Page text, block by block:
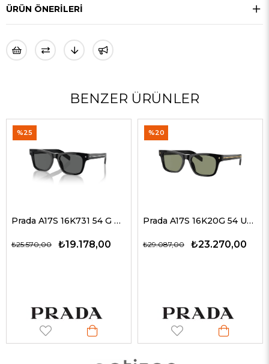
ÜRÜN ÖNERILERI
BENZER ÜRÜNLER
Prada A17S 16K731 54 G Erkek Güneş Gözlükleri
₺19.178,00
₺25.570,00
%25
Prada A17S 16K20G 54 Unisex Güneş Gözlükleri
₺23.270,00
₺29.087,00
%20